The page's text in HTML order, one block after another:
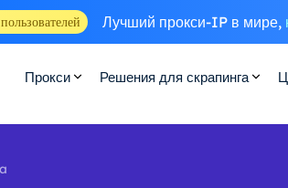
Лучший прокси-IP в мире,
Прокси Решения для скрапинга